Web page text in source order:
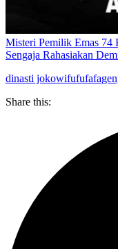
Misteri Pemilik Emas 74
Sengaja Rahasiakan
dinasti jokowifufufafa
Share this: